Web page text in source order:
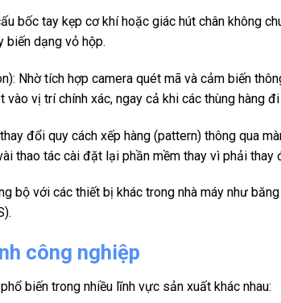
bốc tay kẹp cơ khí hoặc giác hút chân không
biến dạng vỏ hộp.
Nhờ tích hợp camera quét mã và cảm biến
vị trí chính xác, ngay cả khi các thùng hàng
đổi quy cách xếp hàng (pattern) thông qua
thao tác cài đặt lại phần mềm thay vì phải thay
bộ với các thiết bị khác trong nhà máy như
công nghiệp
biến trong nhiều lĩnh vực sản xuất khác nhau: